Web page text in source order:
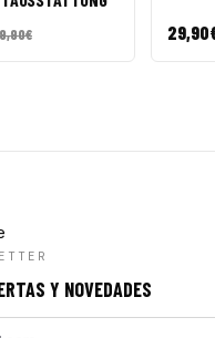
€ 29,90
Y NOVEDADES